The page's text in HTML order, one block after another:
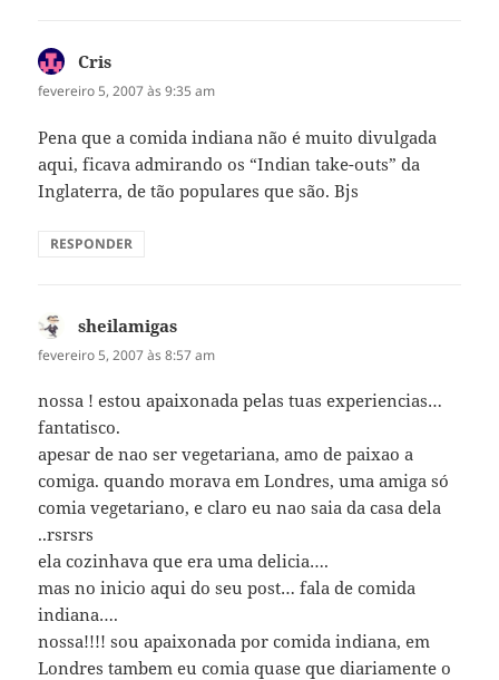
Cris
fevereiro 5, 2007 às 9:35 am
Pena que a comida indiana não é muito divulgada
aqui, ficava admirando os “Indian take-outs” da
Inglaterra, de tão populares que são. Bjs
RESPONDER
sheilamigas
fevereiro 5, 2007 às 8:57 am
nossa ! estou apaixonada pelas tuas experiencias…
fantatisco.
apesar de nao ser vegetariana, amo de paixao a
comiga. quando morava em Londres, uma amiga só
comia vegetariano, e claro eu nao saia da casa dela
..rsrsrs
ela cozinhava que era uma delicia….
mas no inicio aqui do seu post… fala de comida
indiana….
nossa!!!! sou apaixonada por comida indiana, em
Londres tambem eu comia quase que diariamente o